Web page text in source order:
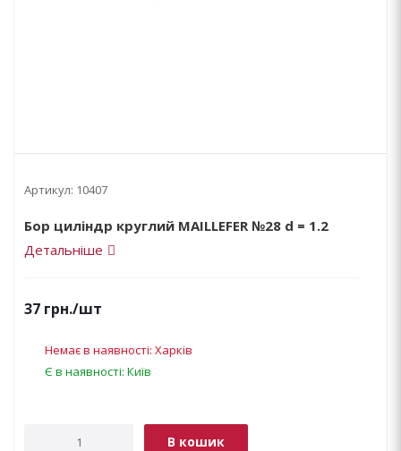
Артикул: 10407
Бор циліндр круглий MAILLEFER №28 d = 1.2
Детальніше
37 грн./шт
Немає в наявності: Харків
Є в наявності: Київ
В кошик